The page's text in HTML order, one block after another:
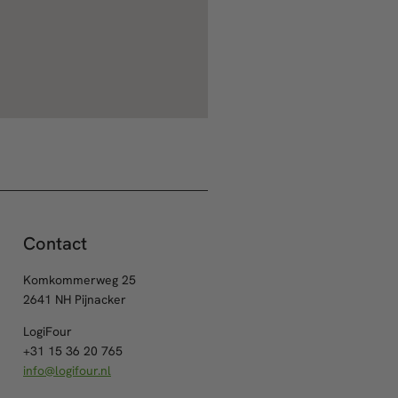
Contact
Komkommerweg 25
2641 NH Pijnacker
LogiFour
+31 15 36 20 765
info@logifour.nl